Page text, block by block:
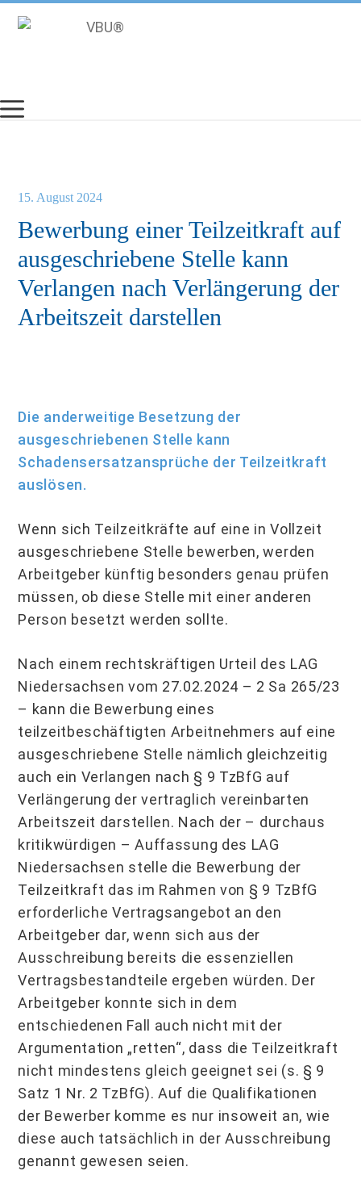
Inhalt
Bewerbung einer Teilzeitkraft auf
ausgeschriebene Stelle kann
Verlangen nach Verlängerung der
Arbeitszeit darstellen
15. August 2024
Die anderweitige Besetzung der
ausgeschriebenen Stelle kann
Schadensersatzansprüche der Teilzeitkraft
auslösen.
Wenn sich Teilzeitkräfte auf eine in Vollzeit
ausgeschriebene Stelle bewerben, werden
Arbeitgeber künftig besonders genau prüfen
müssen, ob diese Stelle mit einer anderen
Person besetzt werden sollte.
Nach einem rechtskräftigen Urteil des LAG
Niedersachsen vom 27.02.2024 – 2 Sa 265/23
– kann die Bewerbung eines
teilzeitbeschäftigten Arbeitnehmers auf eine
ausgeschriebene Stelle nämlich gleichzeitig
auch ein Verlangen nach § 9 TzBfG auf
Verlängerung der vertraglich vereinbarten
Arbeitszeit darstellen. Nach der – durchaus
kritikwürdigen – Auffassung des LAG
Niedersachsen stelle die Bewerbung der
Teilzeitkraft das im Rahmen von § 9 TzBfG
erforderliche Vertragsangebot an den
Arbeitgeber dar, wenn sich aus der
Ausschreibung bereits die essenziellen
Vertragsbestandteile ergeben würden. Der
Arbeitgeber konnte sich in dem
entschiedenen Fall auch nicht mit der
Argumentation „retten“, dass die Teilzeitkraft
nicht mindestens gleich geeignet sei (s. § 9
Satz 1 Nr. 2 TzBfG). Auf die Qualifikationen
der Bewerber komme es nur insoweit an, wie
diese auch tatsächlich in der Ausschreibung
genannt gewesen seien.